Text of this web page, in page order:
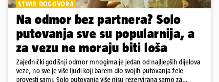
STVAR DOGOVORA
Na odmor bez partnera? Solo
putovanja sve su popularnija, a
za vezu ne moraju biti loša
Zajednički godišnji odmor mnogima je jedan od najljepših dijelova
veze, no sve je više ljudi koji barem dio svojih putovanja žele
provesti sami. Solo putovanja više nisu rezervirana samo za